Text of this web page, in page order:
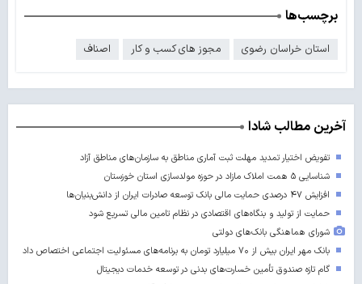
برچسب‌ها
استان خراسان رضوی مجوز های کسب و کار اصناف
آخرین مطالب شادا
تفویض اختیار تمدید مهلت ثبت آماری مناطق به سازمان‌های مناطق آزاد
شناسایی ۵ همت املاک مازاد در حوزه مولدسازی استان خوزستان
افزایش ۴۷ درصدی حمایت مالی بانک توسعه صادرات ایران از دانش‌بنیان‌ها
حمایت از تولید و بنگاه‌های اقتصادی در نظام تامین مالی تسریع شود
شورای هماهنگی بانک‌های دولتی
بانک مهر ایران بیش از ۷۰ میلیارد تومان به برنامه‌های مسئولیت اجتماعی اختصاص داد
گام تازه صندوق تأمین خسارت‌های بدنی در توسعه خدمات دیجیتال